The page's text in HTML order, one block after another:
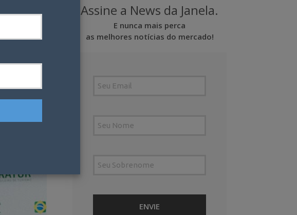
Assine a News da Janela.
E nunca mais perca
as melhores notícias do mercado!